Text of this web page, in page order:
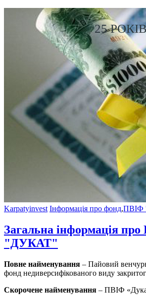
25
Karpatyinvest Інформація про фонд,ПВІФ
Загальна інформація
"ДУКАТ"
Повне найменування – Пайовий
фонд недиверсифікованого виду
Скорочене найменування – ПВІФ